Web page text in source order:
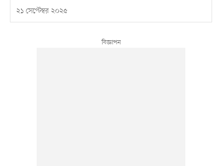
২১ সেপ্টেম্বর ২০২৫